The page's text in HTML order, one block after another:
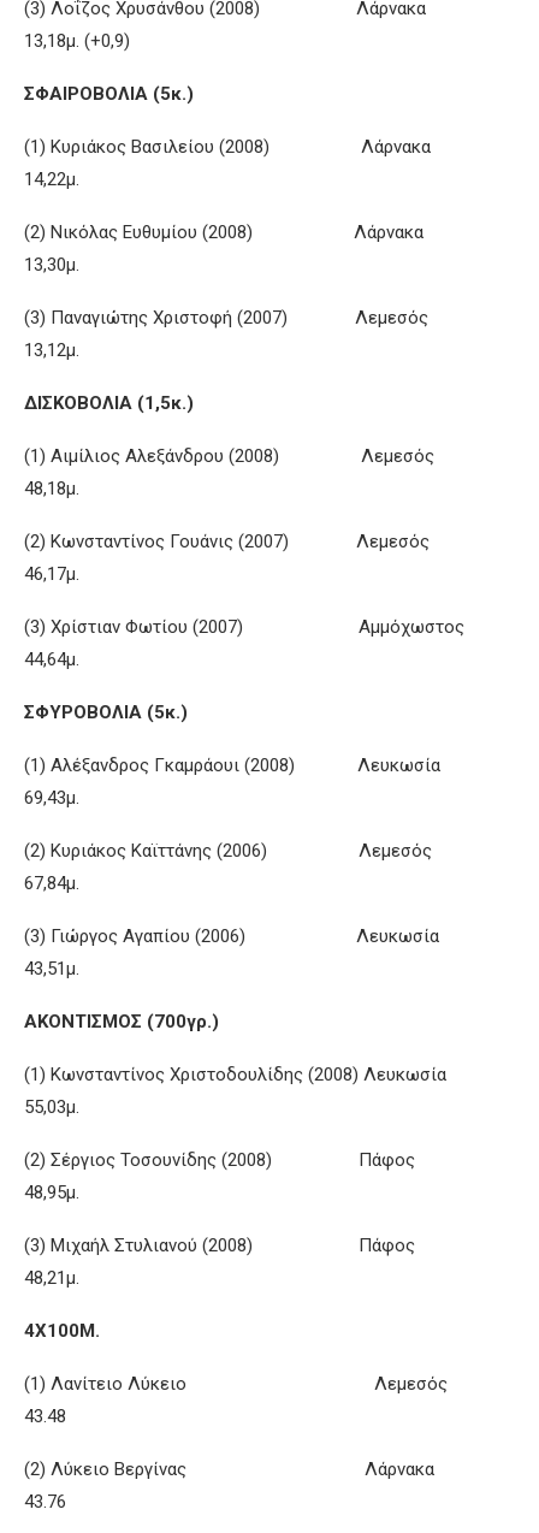
(3) Λοΐζος Χρυσάνθου (2008) Λάρνακα
13,18μ. (+0,9)
ΣΦΑΙΡΟΒΟΛΙΑ (5κ.)
(1) Κυριάκος Βασιλείου (2008) Λάρνακα
14,22μ.
(2) Νικόλας Ευθυμίου (2008) Λάρνακα
13,30μ.
(3) Παναγιώτης Χριστοφή (2007) Λεμεσός
13,12μ.
ΔΙΣΚΟΒΟΛΙΑ (1,5κ.)
(1) Αιμίλιος Αλεξάνδρου (2008) Λεμεσός
48,18μ.
(2) Κωνσταντίνος Γουάνις (2007) Λεμεσός
46,17μ.
(3) Χρίστιαν Φωτίου (2007) Αμμόχωστος
44,64μ.
ΣΦΥΡΟΒΟΛΙΑ (5κ.)
(1) Αλέξανδρος Γκαμράουι (2008) Λευκωσία
69,43μ.
(2) Κυριάκος Καϊττάνης (2006) Λεμεσός
67,84μ.
(3) Γιώργος Αγαπίου (2006) Λευκωσία
43,51μ.
ΑΚΟΝΤΙΣΜΟΣ (700γρ.)
(1) Κωνσταντίνος Χριστοδουλίδης (2008) Λευκωσία
55,03μ.
(2) Σέργιος Τοσουνίδης (2008) Πάφος
48,95μ.
(3) Μιχαήλ Στυλιανού (2008) Πάφος
48,21μ.
4Χ100Μ.
(1) Λανίτειο Λύκειο Λεμεσός
43.48
(2) Λύκειο Βεργίνας Λάρνακα
43.76